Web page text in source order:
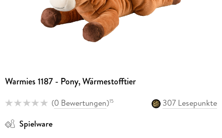
Warmies 1187 - Pony, Wärmestofftier
(0 Bewertungen)15
307 Lesepunkte
Spielware